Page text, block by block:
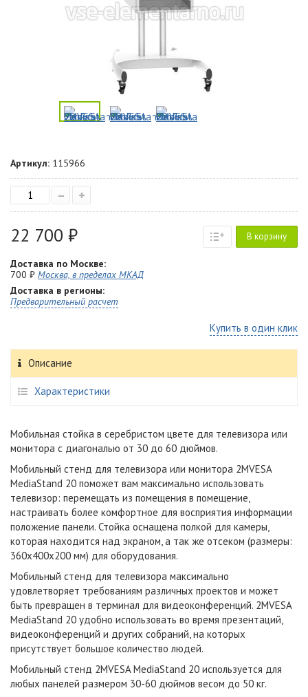
Артикул: 115966
– +
22 700 ₽ В корзину
Доставка по Москве:
700 ₽ Москва, в пределах МКАД
Доставка в регионы:
Предварительный расчет
Купить в один клик
Описание
Характеристики
Мобильная стойка в серебристом цвете для телевизора или
монитора с диагональю от 30 до 60 дюймов.
Мобильный стенд для телевизора или монитора 2MVESA
MediaStand 20 поможет вам максимально использовать
телевизор: перемещать из помещения в помещение,
настраивать более комфортное для восприятия информации
положение панели. Стойка оснащена полкой для камеры,
которая находится над экраном, а так же отсеком (размеры:
360х400х200 мм) для оборудования.
Мобильный стенд для телевизора максимально
удовлетворяет требованиям различных проектов и может
быть превращен в терминал для видеоконференций. 2MVESA
MediaStand 20 удобно использовать во время презентаций,
видеоконференций и других собраний, на которых
присутствует большое количество людей.
Мобильный стенд 2MVESA MediaStand 20 используется для
любых панелей размером 30-60 дюймов весом до 50 кг.